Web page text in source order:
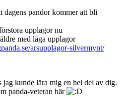
dagens pandor kommer att bli
upplagor nu
med låga upplagor
arsupplagor-silvermynt/
jag kunde lära mig en hel del av dig.
panda-veteran här